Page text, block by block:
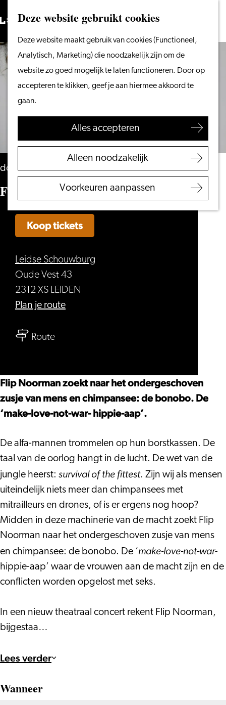
Deze website gebruikt cookies
Deze website maakt gebruik van cookies (Functioneel,
Analytisch, Marketing) die noodzakelijk zijn om de
website zo goed mogelijk te laten functioneren. Door op
accepteren te klikken, geef je aan hiermee akkoord te
gaan.
Alles accepteren
Alleen noodzakelijk
Voorkeuren aanpassen
Ga
naar
de
homepage
Menu
ZoekenVanaf het water
wandelen
Winkelen
Eten & drinken
Met kinderen
VVV Leiden
Bereikbaarheid
Regio Leiden
Zoeken
donderdag 11 maart 2027
Flip Noorman – Bonobo
Leidse Schouwburg
Oude Vest 43
2312 XS LEIDEN
Plan je routenaar
Routenaar
–
Bonobo
Koop tickets
Flip Noorman zoekt naar het ondergeschoven
zusje van mens en chimpansee: de bonobo. De
‘make-love-not-war- hippie-aap’.
De alfa-mannen trommelen op hun borstkassen. De
taal van de oorlog hangt in de lucht. De wet van de
jungle heerst: survival of the fittest. Zijn wij als mensen
uiteindelijk niets meer dan chimpansees met
mitrailleurs en drones, of is er ergens nog hoop?
Midden in deze machinerie van de macht zoekt Flip
Noorman naar het ondergeschoven zusje van mens
en chimpansee: de bonobo. De ‘make-love-not-war-
hippie-aap’ waar de vrouwen aan de macht zijn en de
conflicten worden opgelost met seks.
In een nieuw theatraal concert rekent Flip Noorman,
bijgestaa…
Lees verder
Wanneer